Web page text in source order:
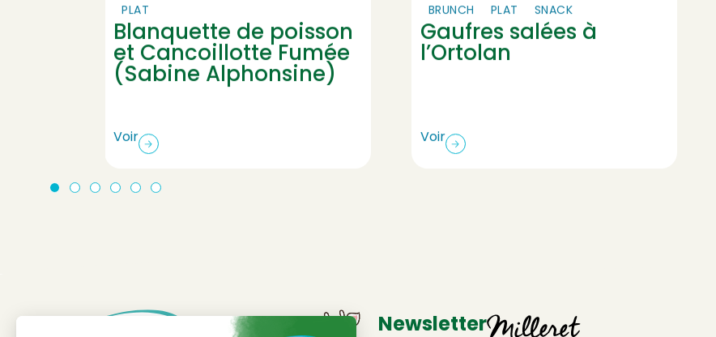
PLAT
Blanquette de poisson
et Cancoillotte Fumée
(Sabine Alphonsine)
Voir
BRUNCH PLAT SNACK
Gaufres salées à
l’Ortolan
Voir
Newsletter